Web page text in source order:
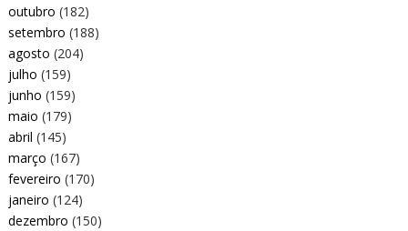
outubro (182)
setembro (188)
agosto (204)
julho (159)
junho (159)
maio (179)
abril (145)
março (167)
fevereiro (170)
janeiro (124)
dezembro (150)